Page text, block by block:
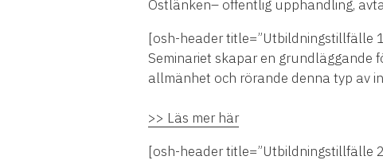
Ostlänken– offentlig upphandling,
[osh-header title=”Utbildningstillfälle
Seminariet skapar en
allmänhet och rörande denna typ av
>> Läs mer här
[osh-header title=”Utbildningstillfälle